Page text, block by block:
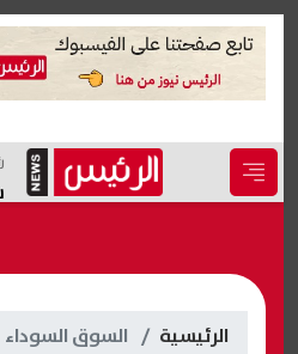
الرئيسية السوق السوداء